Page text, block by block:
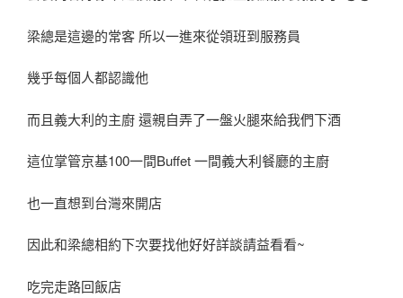
梁總是這邊的常客 所以一進來從領班到服務員
幾乎每個人都認識他
而且義大利的主廚 還親自弄了一盤火腿來給我們下酒
這位掌管京基100一間Buffet 一間義大利餐廳的主廚
也一直想到台灣來開店
因此和梁總相約下次要找他好好詳談請益看看~
吃完走路回飯店